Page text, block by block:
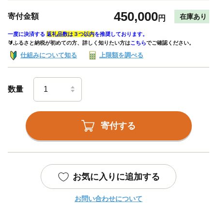
寄付金額 450,000円 在庫あり
一度に決済する 返礼品数は３つ以内を推奨しております。
🔰ふるさと納税が初めての方、詳しく知りたい方はこちらでご確認ください。
仕組みについて知る 上限額を調べる
数量
寄付する
お気に入りに追加する
お問い合わせについて